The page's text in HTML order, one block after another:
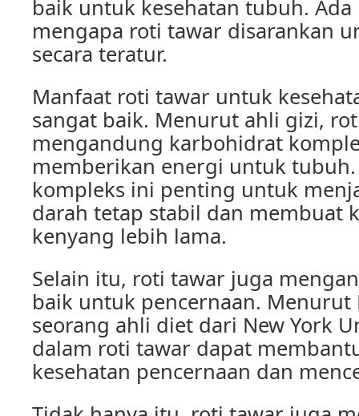
baik untuk kesehatan tubuh. Ada
mengapa roti tawar disarankan
secara teratur.
Manfaat roti tawar untuk
sangat baik. Menurut ahli gizi,
mengandung karbohidrat
memberikan energi untuk
kompleks ini penting untuk
darah tetap stabil dan membuat
kenyang lebih lama.
Selain itu, roti tawar juga
baik untuk pencernaan. Menurut
seorang ahli diet dari New York
dalam roti tawar dapat
kesehatan pencernaan dan